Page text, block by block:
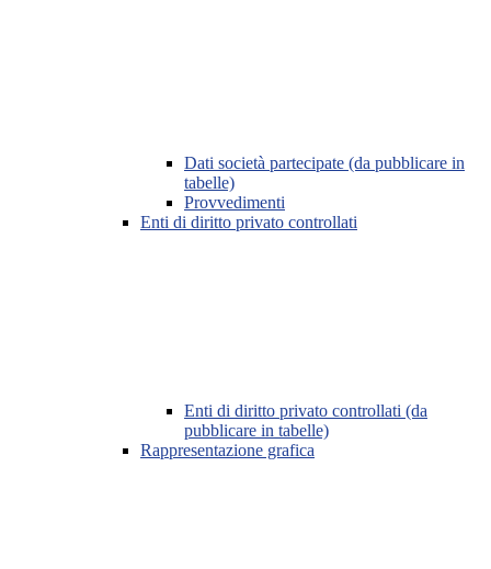
Dati società partecipate (da pubblicare in
tabelle)
Provvedimenti
Enti di diritto privato controllati
Enti di diritto privato controllati (da
pubblicare in tabelle)
Rappresentazione grafica